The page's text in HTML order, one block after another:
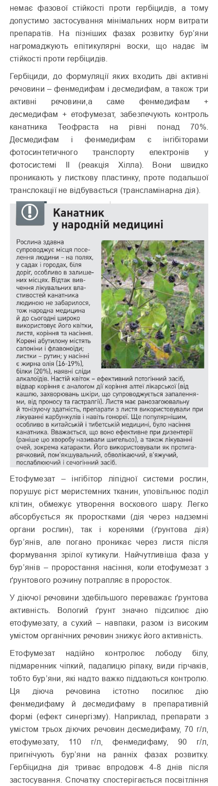
немає фазової стійкості проти гербіцидів, а тому
допустимо застосування мінімальних норм витрати
препаратів. На пізніших фазах розвитку бур’яни
нагромаджують епітикулярні воски, що надає їм
стійкості проти гербіцидів.
Гербіциди, до формуляції яких входить дві активні
речовини – фенмедифам і десмедифам, а також три
активні речовини,а саме фенмедифам +
десмедифам + етофумезат, забезпечують контроль
канатника Теофраста на рівні понад 70%.
Десмедифам і фенмедифам є інгібіторами
фотосинтетичного транспорту електронів у
фотосистемі II (реакція Хілла). Вони швидко
проникають у листкову пластинку, проте подальшої
транслокації не відбувається (трансламінарна дія).
Етофумезат – інгібітор ліпідної системи рослин,
порушує ріст меристемних тканин, уповільнює поділ
клітин, обмежує утворення воскового шару. Легко
абсорбується як проростками (дія через надземні
органи рослин), так і коренями (ґрунтова дія)
бур’янів, але погано проникає через листя після
формування зрілої кутикули. Найчутливіша фаза у
бур’янів – проростання насіння, коли етофумезат з
ґрунтового розчину потрапляє в проросток.
У діючої речовини здебільшого переважає ґрунтова
активність. Вологий ґрунт значно підсилює дію
етофумезату, а сухий – навпаки, разом із високим
умістом органічних речовин знижує його активність.
Етофумезат надійно контролює лободу білу,
підмаренник чіпкий, падалицю ріпаку, види гірчаків,
тобто бур’яни, які надто важко піддаються контролю.
Ця діюча речовина істотно посилює дію
фенмедифаму й десмедифаму в препаративній
формі (ефект синергізму). Наприклад, препарати з
умістом трьох діючих речовин десмедифаму, 70 г/л,
етофумезату, 110 г/л, фенмедифаму, 90 г/л,
пригнічують бур’яни на ранніх фазах розвитку.
Гербіцидна дія триває впродовж 4-8 днів після
застосування. Спочатку спостерігається посвітління